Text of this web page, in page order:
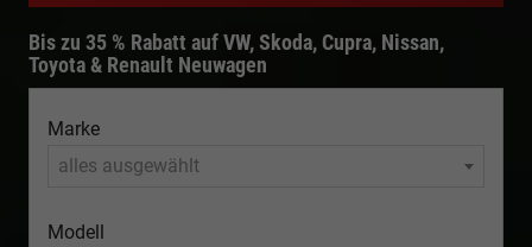
Bis zu 35 % Rabatt auf VW, Skoda, Cupra, Nissan,
Toyota & Renault Neuwagen
Marke
alles ausgewählt
Modell